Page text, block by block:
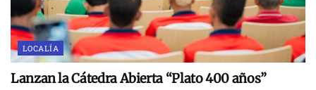
LOCALÍA
Lanzan la Cátedra Abierta “Plato 400 años”